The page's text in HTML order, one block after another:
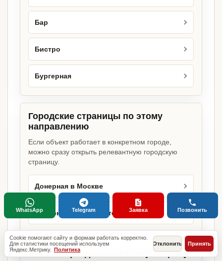
Бар
Бистро
Бургерная
Городские страницы по этому
направлению
Если объект работает в конкретном городе,
можно сразу открыть релевантную городскую
страницу.
Донерная в Москве
Донерная в Санкт-Петербурге
Базовые разделы по этому запросу
Cookie помогают сайту и формам работать корректно.
Для статистики посещений используем
Яндекс.Метрику. Политика
Отклонить Принять
WhatsApp Telegram Заявка Позвонить